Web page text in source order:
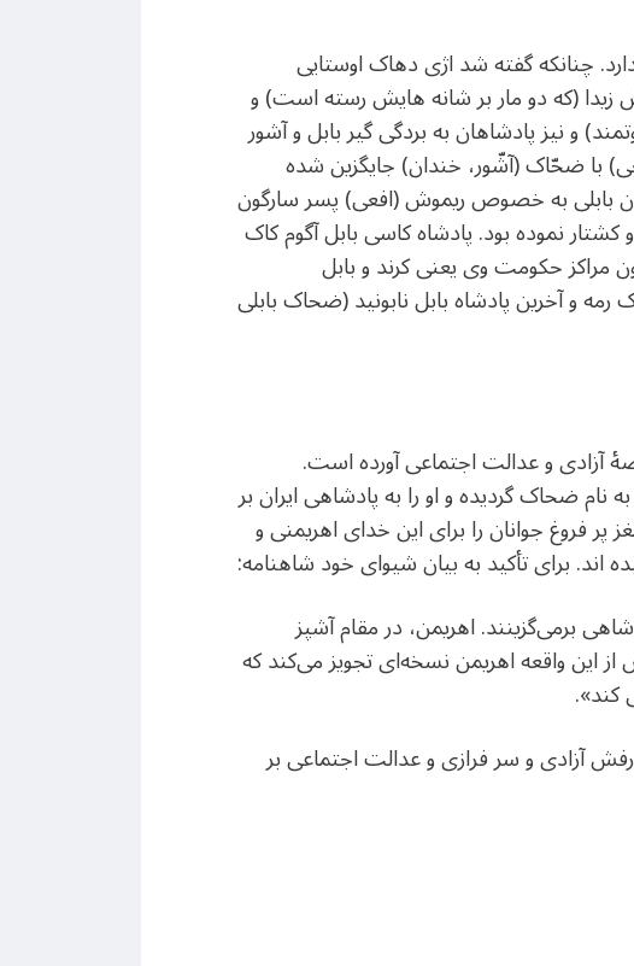
چنانکه گفته شد اژی دهاک اوستایی
زیدا (که دو مار بر شانه هایش رسته است) و
و نیز پادشاهان به بردگی گیر بابل و آشور
با ضحّاک (آشّور، خندان) جایگزین شده
بابلی به خصوص ریموش (افعی) پسر سارگون
نموده بود. پادشاه کاسی بابل آگوم کاک
مراکز حکومت وی یعنی کرند و بابل
و آخرین پادشاه بابل نابونید (ضحاک بابلی
آزادی و عدالت اجتماعی آورده است.
ضحاک گردیده و او را به پادشاهی ایران بر
فروغ جوانان را برای این خدای اهریمنی و
برای تأکید به بیان شیوای خود شاهنامه:
برمی‌گزینند. اهریمن، در مقام آشپز
واقعه اهریمن نسخه‌ای تجویز می‌کند که
کند».
آزادی و سر فرازی و عدالت اجتماعی بر